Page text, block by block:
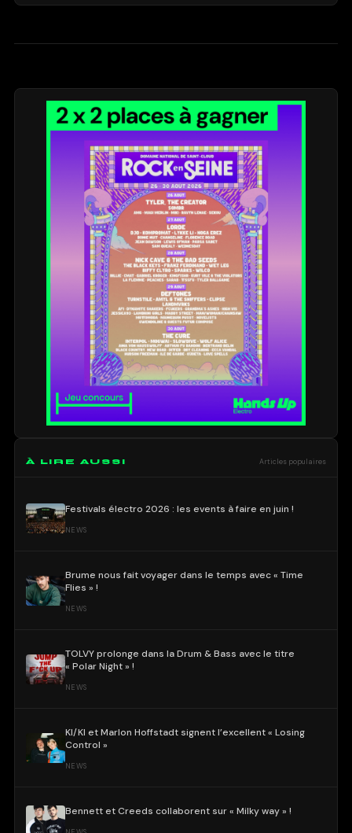
À LIRE AUSSI Articles populaires
Festivals électro 2026 : les events à faire en juin !
NEWS
Brume nous fait voyager dans le temps avec « Time
Flies » !
NEWS
TOLVY prolonge dans la Drum & Bass avec le titre
« Polar Night » !
NEWS
KI/KI et Marlon Hoffstadt signent l’excellent « Losing
Control »
NEWS
Bennett et Creeds collaborent sur « Milky way » !